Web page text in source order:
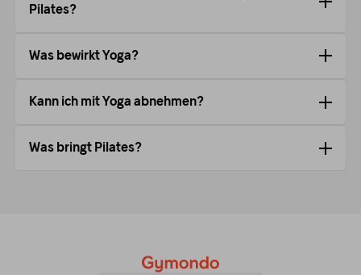
Pilates?
Was bewirkt Yoga?
Kann ich mit Yoga abnehmen?
Was bringt Pilates?